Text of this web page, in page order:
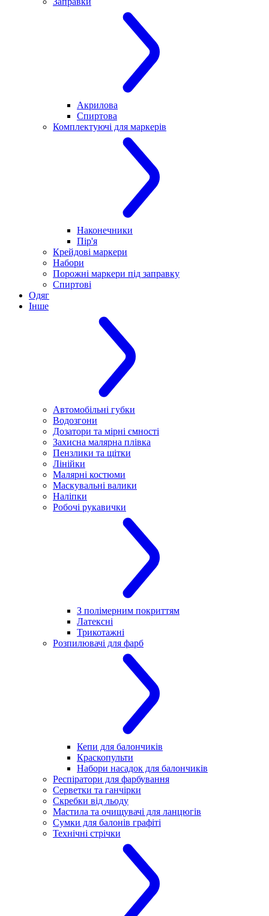
Акрилова
Спиртова
Комплектуючі для маркерів
Наконечники
Пір'я
Крейдові маркери
Набори
Порожні маркери під заправку
Спиртові
Одяг
Інше
Автомобільні губки
Водозгони
Дозатори та мірні ємності
Захисна малярна плівка
Пензлики та щітки
Лінійки
Малярні костюми
Маскувальні валики
Наліпки
Робочі рукавички
З полімерним покриттям
Латексні
Трикотажні
Розпилювачі для фарб
Кепи для балончиків
Краскопульти
Набори насадок для балончиків
Респіратори для фарбування
Серветки та ганчірки
Скребки від льоду
Мастила та очищувачі для ланцюгів
Сумки для балонів графіті
Технічні стрічки